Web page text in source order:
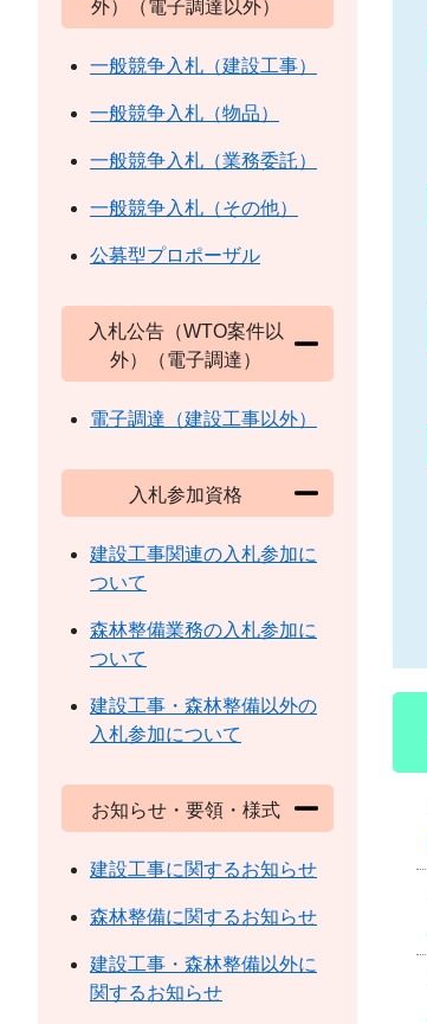
外）（電子調達以外）
一般競争入札（建設工事）
一般競争入札（物品）
一般競争入札（業務委託）
一般競争入札（その他）
公募型プロポーザル
入札公告（WTO案件以
外）（電子調達）
電子調達（建設工事以外）
入札参加資格
建設工事関連の入札参加に
ついて
森林整備業務の入札参加に
ついて
建設工事・森林整備以外の
入札参加について
お知らせ・要領・様式
建設工事に関するお知らせ
森林整備に関するお知らせ
建設工事・森林整備以外に
関するお知らせ